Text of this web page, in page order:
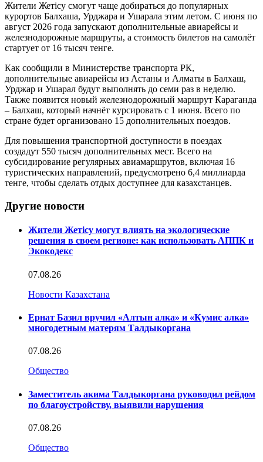
Жители Жетісу смогут чаще добираться до популярных
курортов Балхаша, Урджара и Ушарала этим летом. С июня по
август 2026 года запускают дополнительные авиарейсы и
железнодорожные маршруты, а стоимость билетов на самолёт
стартует от 16 тысяч тенге.
Как сообщили в Министерстве транспорта РК,
дополнительные авиарейсы из Астаны и Алматы в Балхаш,
Урджар и Ушарал будут выполнять до семи раз в неделю.
Также появится новый железнодорожный маршрут Караганда
– Балхаш, который начнёт курсировать с 1 июня. Всего по
стране будет организовано 15 дополнительных поездов.
Для повышения транспортной доступности в поездах
создадут 550 тысяч дополнительных мест. Всего на
субсидирование регулярных авиамаршрутов, включая 16
туристических направлений, предусмотрено 6,4 миллиарда
тенге, чтобы сделать отдых доступнее для казахстанцев.
Другие новости
Жители Жетісу могут влиять на экологические
решения в своем регионе: как использовать АППК и
Экокодекс
07.08.26
Новости Казахстана
Ернат Базил вручил «Алтын алка» и «Кумис алка»
многодетным матерям Талдыкоргана
07.08.26
Общество
Заместитель акима Талдыкоргана руководил рейдом
по благоустройству, выявили нарушения
07.08.26
Общество